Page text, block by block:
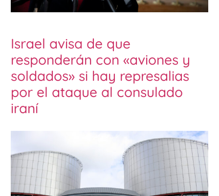
Israel avisa de que
responderán con «aviones y
soldados» si hay represalias
por el ataque al consulado
iraní